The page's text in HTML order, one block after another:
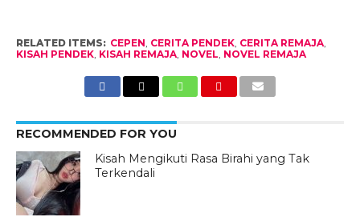
RELATED ITEMS: CEPEN, CERITA PENDEK, CERITA REMAJA,
KISAH PENDEK, KISAH REMAJA, NOVEL, NOVEL REMAJA
RECOMMENDED FOR YOU
Kisah Mengikuti Rasa Birahi yang Tak
Terkendali